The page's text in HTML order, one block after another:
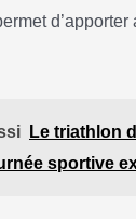
Le triathlon
sportive